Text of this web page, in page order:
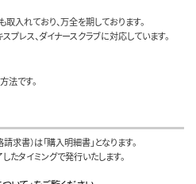
入れており、万全を期しております。
プレス、ダイナースクラブに対応しています。
法です。
求書）は「購入明細書」となります。
タイミングで発行いたします。